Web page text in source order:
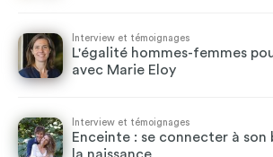
Interview et témoignages
L'égalité hommes-femmes
avec Marie Eloy
Interview et témoignages
Enceinte : se connecter à son